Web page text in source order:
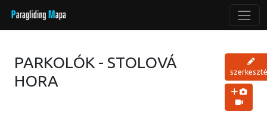
PARKOLÓK - STOLOVÁ
HORA